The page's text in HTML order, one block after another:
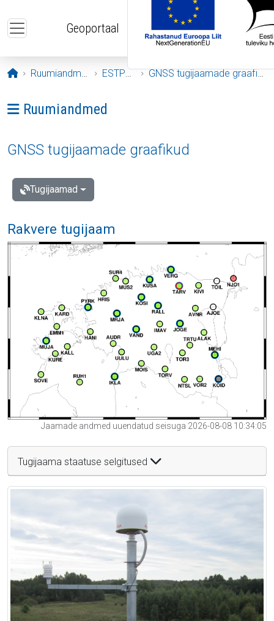
Geoportaal
Avaleht
Ruumiandmed ESTPOS GNSS tugijaamade graafikud
Ava menüü: Ruumiandmed
Ruumiandmed
GNSS tugijaamade graafikud
Tugijaamad
Rakvere tugijaam
Jaamade andmed uuendatud seisuga 2026-08-08 10:34:05
Tugijaama staatuse selgitused